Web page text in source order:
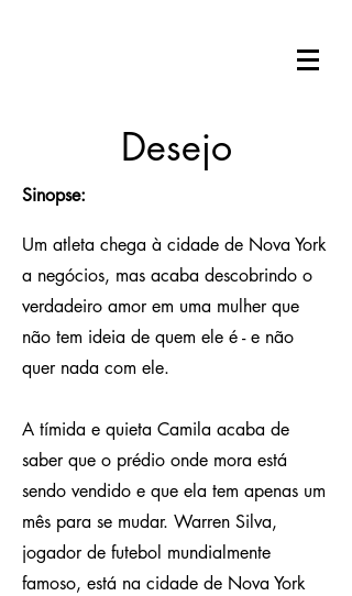
Desejo
Sinopse:
Um atleta chega à cidade de Nova York
a negócios, mas acaba descobrindo o
verdadeiro amor em uma mulher que
não tem ideia de quem ele é - e não
quer nada com ele.
A tímida e quieta Camila acaba de
saber que o prédio onde mora está
sendo vendido e que ela tem apenas um
mês para se mudar. Warren Silva,
jogador de futebol mundialmente
famoso, está na cidade de Nova York